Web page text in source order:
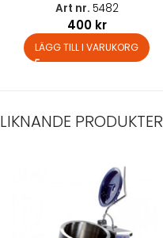
Art nr. 5482
400 kr
LÄGG TILL I VARUKORG
LIKNANDE PRODUKTER